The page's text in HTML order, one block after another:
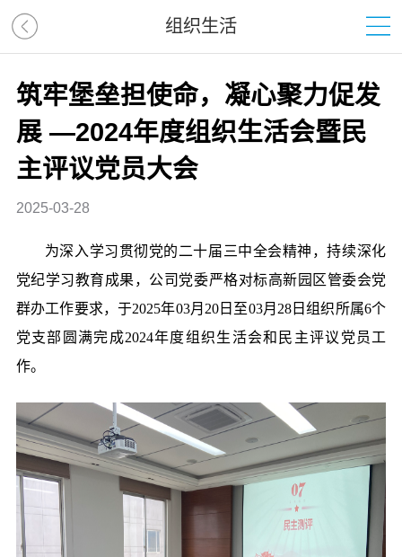
组织生活
筑牢堡垒担使命，凝心聚力促发
展 —2024年度组织生活会暨民
主评议党员大会
2025-03-28
为深入学习贯彻党的二十届三中全会精神，持续深化
党纪学习教育成果，公司党委严格对标高新园区管委会党
群办工作要求，于2025年03月20日至03月28日组织所属6个
党支部圆满完成2024年度组织生活会和民主评议党员工
作。